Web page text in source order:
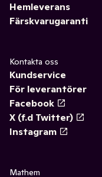
Hemleverans
Färskvarugaranti
Kontakta oss
Kundservice
För leverantörer
Facebook
X (f.d Twitter)
Instagram
Mathem